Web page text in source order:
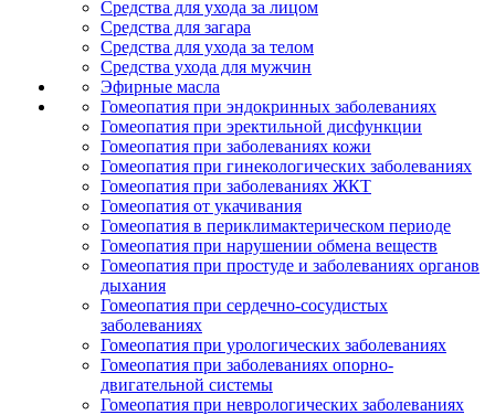
Средства для ухода за лицом
Средства для загара
Средства для ухода за телом
Средства ухода для мужчин
Эфирные масла
Гомеопатия при эндокринных заболеваниях
Гомеопатия при эректильной дисфункции
Гомеопатия при заболеваниях кожи
Гомеопатия при гинекологических заболеваниях
Гомеопатия при заболеваниях ЖКТ
Гомеопатия от укачивания
Гомеопатия в периклимактерическом периоде
Гомеопатия при нарушении обмена веществ
Гомеопатия при простуде и заболеваниях органов
дыхания
Гомеопатия при сердечно-сосудистых
заболеваниях
Гомеопатия при урологических заболеваниях
Гомеопатия при заболеваниях опорно-
двигательной системы
Гомеопатия при неврологических заболеваниях